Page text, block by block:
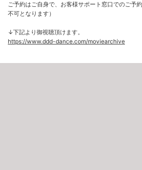
ご予約はご自身で、お客様サポート窓口でのご予
不可となります）
↓下記より御視聴頂けます。
https://www.ddd-dance.com/moviearchive